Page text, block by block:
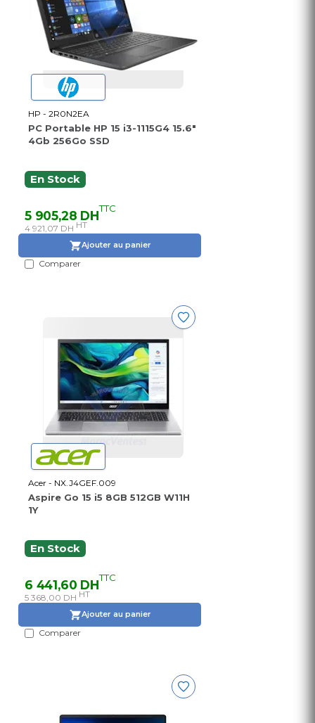
HP - 2R0N2EA
PC Portable HP 15 i3-1115G4 15.6″
4Gb 256Go SSD
En Stock
5 905,28 DHTTC
4 921,07 DH HT
Ajouter au panier
Comparer
Acer - NX.J4GEF.009
Aspire Go 15 i5 8GB 512GB W11H
1Y
En Stock
6 441,60 DHTTC
5 368,00 DH HT
Ajouter au panier
Comparer